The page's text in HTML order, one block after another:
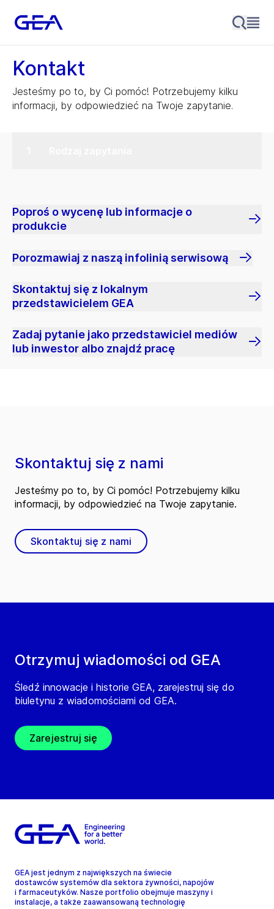
Kontakt
Jesteśmy po to, by Ci pomóc! Potrzebujemy kilku
informacji, by odpowiedzieć na Twoje zapytanie.
Poproś o wycenę lub informacje o
produkcie
Porozmawiaj z naszą infolinią serwisową
Skontaktuj się z lokalnym
przedstawicielem GEA
Zadaj pytanie jako przedstawiciel mediów
lub inwestor albo znajdź pracę
Otrzymuj wiadomości od GEA
Śledź innowacje i historie GEA, zarejestruj się do
biuletynu z wiadomościami od GEA.
Zarejestruj się
Skontaktuj się z nami
Jesteśmy po to, by Ci pomóc! Potrzebujemy kilku
informacji, by odpowiedzieć na Twoje zapytanie.
Skontaktuj się z nami
GEA jest jednym z największych na świecie
dostawców systemów dla sektora żywności, napojów
i farmaceutyków. Nasze portfolio obejmuje maszyny i
instalacje, a także zaawansowaną technologię